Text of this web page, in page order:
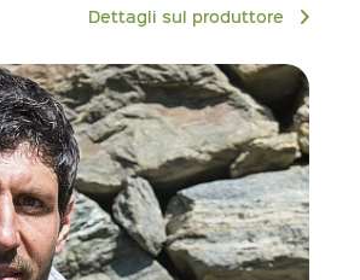
Dettagli sul produttore